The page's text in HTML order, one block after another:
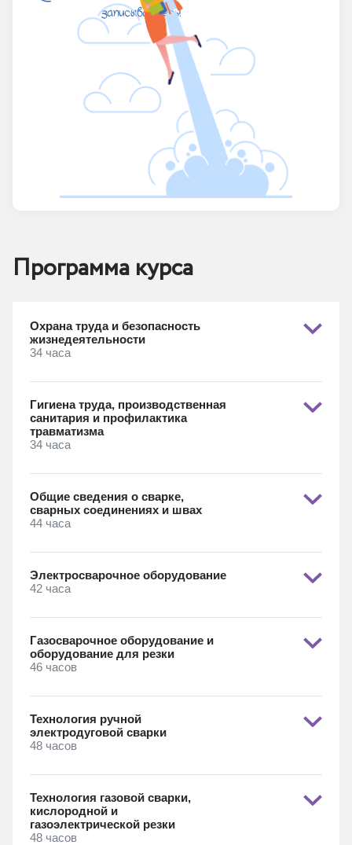
Программа курса
Охрана труда и безопасность
жизнедеятельности
34 часа
Гигиена труда, производственная
санитария и профилактика
травматизма
34 часа
Общие сведения о сварке,
сварных соединениях и швах
44 часа
Электросварочное оборудование
42 часа
Газосварочное оборудование и
оборудование для резки
46 часов
Технология ручной
электродуговой сварки
48 часов
Технология газовой сварки,
кислородной и
газоэлектрической резки
48 часов